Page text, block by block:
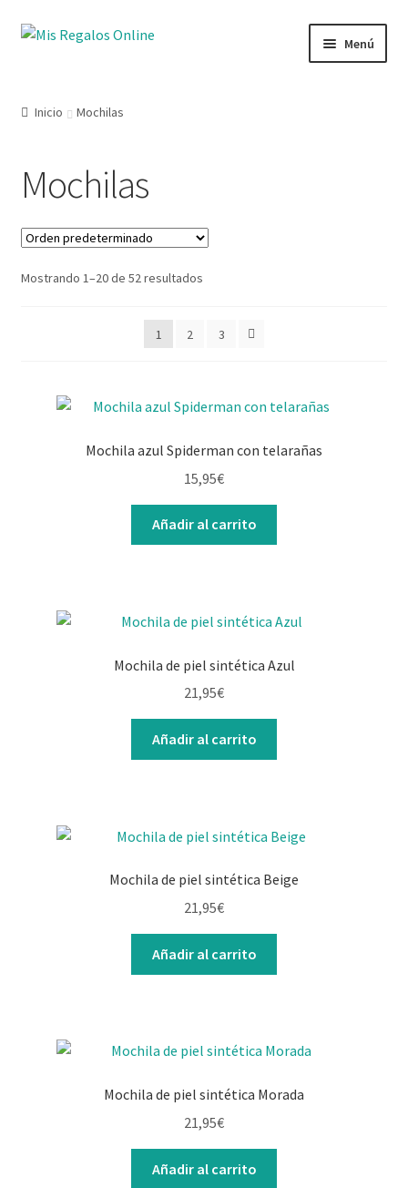
Menú
Secciones
Ofertas
Novedades
Inicio Mochilas
Mochilas
Mostrando 1–20 de 52 resultados
1 2 3
Mochila azul Spiderman con telarañas
15,95€
Añadir al carrito
Mochila de piel sintética Azul
21,95€
Añadir al carrito
Mochila de piel sintética Beige
21,95€
Añadir al carrito
Mochila de piel sintética Morada
21,95€
Añadir al carrito